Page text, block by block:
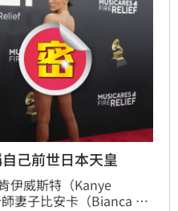
己前世日本天皇
伊威斯特（Kanye
妻子比安卡（Bianca